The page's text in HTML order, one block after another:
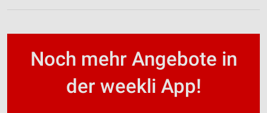
Noch mehr Angebote in
der weekli App!